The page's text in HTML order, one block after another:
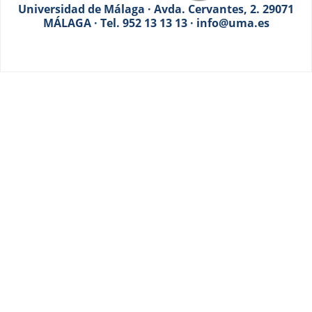
Universidad de Málaga · Avda. Cervantes, 2. 29071
MÁLAGA · Tel. 952 13 13 13 · info@uma.es